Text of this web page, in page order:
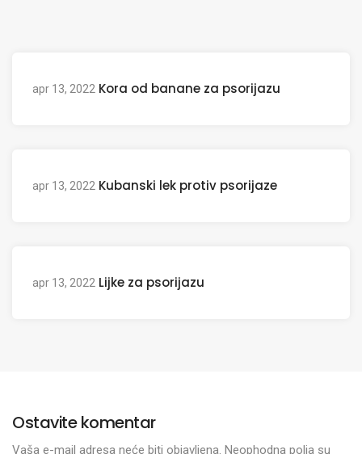
apr 13, 2022 Kora od banane za psorijazu
apr 13, 2022 Kubanski lek protiv psorijaze
apr 13, 2022 Lijke za psorijazu
Ostavite komentar
Vaša e-mail adresa neće biti objavljena. Neophodna polja su